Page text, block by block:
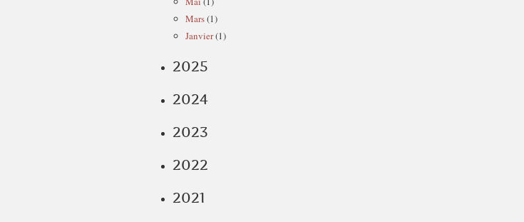
Mars(1)
Janvier(1)
2025
2024
2023
2022
2021